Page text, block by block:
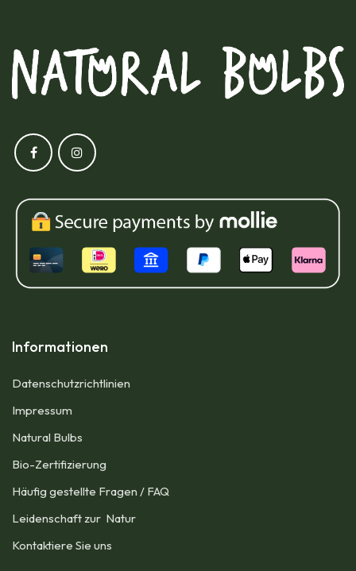
Informationen
Datenschutzrichtlinien
Impressum​
Natural Bulbs
Bio-Zertifizierung
Häufig gestellte Fragen / FAQ
Leidenschaft zur Natur
Kontaktiere Sie uns